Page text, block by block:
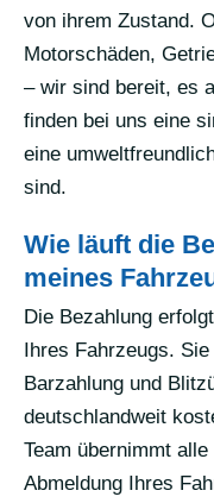
von ihrem Zustand.
Motorschäden,
– wir sind bereit, es
finden bei uns eine
eine
sind.
Wie läuft die
meines
Die Bezahlung
Ihres Fahrzeugs.
Barzahlung und
deutschlandweit
Team übernimmt
Abmeldung Ihres